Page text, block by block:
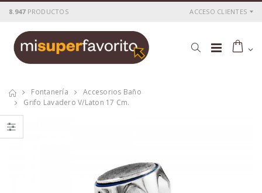
8.947 PRODUCTOS ACCESO CLIENTES
Fontanería
Accesorios Baño
Grifo Lavadero V/laton 17 Cm.